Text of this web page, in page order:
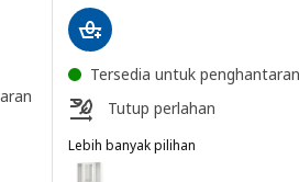
pintu dwilipat, coklat gelap
Tersedia untuk penghantaran
Tutup perlahan
Lebih banyak pilihan
PAX / GRIMO
Pilihan: PAX / GRIMO, Almari